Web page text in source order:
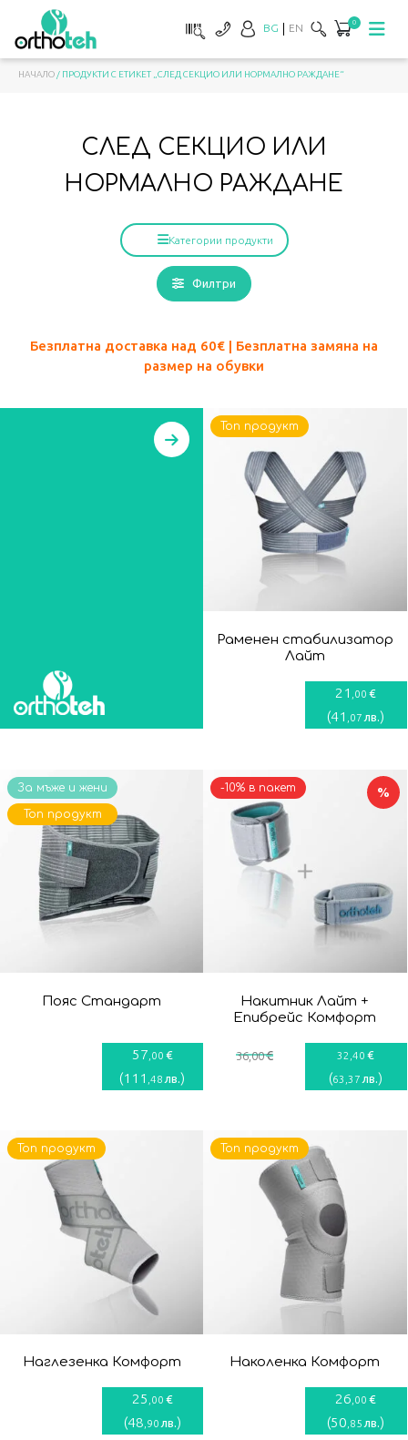
BG EN 0
НАЧАЛО / ПРОДУКТИ С ЕТИКЕТ „СЛЕД СЕКЦИО ИЛИ НОРМАЛНО РАЖДАНЕ“
СЛЕД СЕКЦИО ИЛИ
НОРМАЛНО РАЖДАНЕ
Филтри
Категории продукти
Безплатна доставка над 60€ | Безплатна замяна на
размер на обувки
Раменен стабилизатор
Лайт
21 ,00 €
(41 ,07 лв.)
Топ продукт
Пояс Стандарт
57 ,00 €
(111 ,48 лв.)
За мъже и жени
Топ продукт
%
Накитник Лайт +
Епибрейс Комфорт
36,00€ 32 ,40 €
(63 ,37 лв.)
-10% в пакет
Наглезенка Комфорт
25 ,00 €
(48 ,90 лв.)
Топ продукт
Наколенка Комфорт
26 ,00 €
(50 ,85 лв.)
Топ продукт